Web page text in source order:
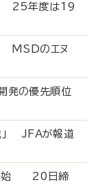
25年度は19
MSDのエヌ
発の優先順位
」 JFAが報道
開始 20日締